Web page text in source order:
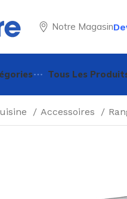
Notre Magasin
Tous Les
Accessoires